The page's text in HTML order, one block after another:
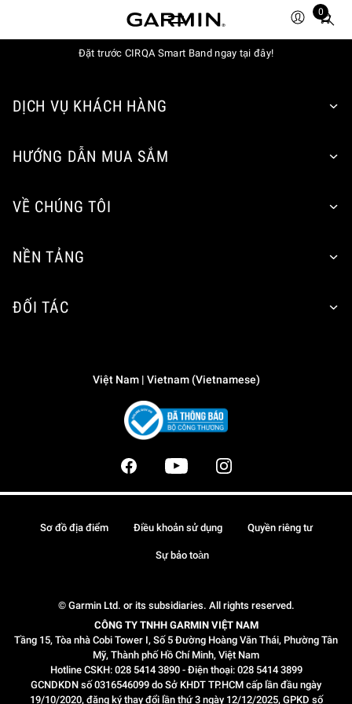
0
Total
items
Đặt trước CIRQA Smart Band ngay tại đây!
DỊCH VỤ KHÁCH HÀNG
HƯỚNG DẪN MUA SẮM
VỀ CHÚNG TÔI
NỀN TẢNG
ĐỐI TÁC
Việt Nam | Vietnam (Vietnamese)
© Garmin Ltd. or its subsidiaries. All rights reserved.
CÔNG TY TNHH GARMIN VIỆT NAM
Tầng 15, Tòa nhà Cobi Tower I, Số 5 Đường Hoàng Văn Thái, Phường Tân
Mỹ, Thành phố Hồ Chí Minh, Việt Nam
Hotline CSKH: 028 5414 3890 - Điện thoại: 028 5414 3899
GCNDKDN số 0316546099 do Sở KHDT TP.HCM cấp lần đầu ngày
19/10/2020, đăng ký thay đổi lần thứ 3 ngày 12/12/2025, GPKD số
Sơ đồ địa điểm Điều khoản sử dụng Quyền riêng tư
Sự bảo toàn